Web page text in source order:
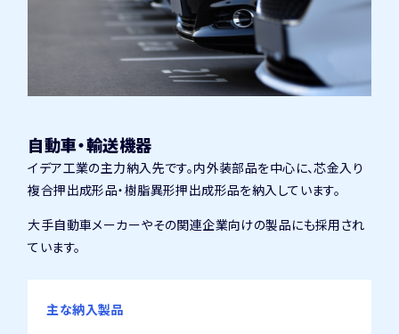
自動車・輸送機器
イデア工業の主力納入先です。内外装部品を中心に、芯金入り
複合押出成形品・樹脂異形押出成形品を納入しています。
大手自動車メーカーやその関連企業向けの製品にも採用され
ています。
主な納入製品